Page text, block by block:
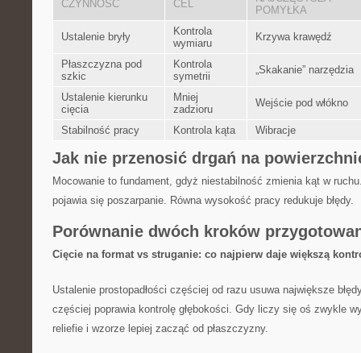
CZYNNOŚĆ CEL
POMYŁKA
Ustalenie bryły
Kontrola
wymiaru
Krzywa krawędź
Płaszczyzna pod
szkic
Kontrola
symetrii
„Skakanie” narzędzia
Ustalenie kierunku
cięcia
Mniej
zadzioru
Wejście pod włókno
Stabilność pracy Kontrola kąta Wibracje
Jak nie przenosić drgań na
Mocowanie to fundament, gdyż niestabilność zmienia kąt w ruchu.
pojawia się poszarpanie. Równa wysokość pracy redukuje błędy.
Porównanie dwóch kroków
Cięcie na format vs struganie: co najpierw daje większą
Ustalenie prostopadłości częściej od razu usuwa największe
częściej poprawia kontrolę głębokości. Gdy liczy się oś zwykle
reliefie i wzorze lepiej zacząć od płaszczyzny.